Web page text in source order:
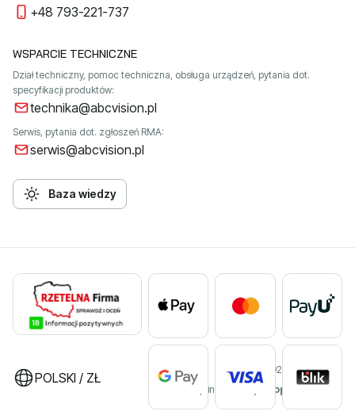
+48 793-221-737
WSPARCIE TECHNICZNE
Dział techniczny, pomoc techniczna, obsługa urządzeń, pytania dot.
specyfikacji produktów:
technika@abcvision.pl
Serwis, pytania dot. zgłoszeń RMA:
serwis@abcvision.pl
Baza wiedzy
POLSKI / ZŁ
©2026 ABC VISION
Sklep internetowy
Shoper Premium